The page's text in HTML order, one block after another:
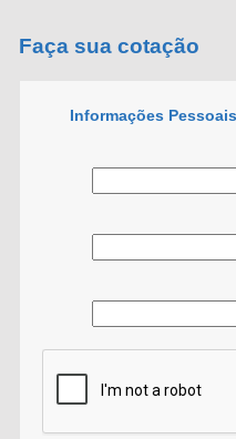
Faça sua cotação
Informações Pessoais